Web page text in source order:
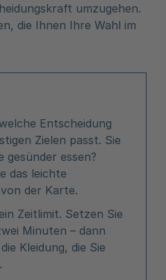
umzugehen.
die Ihnen Ihre Wahl im
Entscheidung
Zielen passt. Sie
gesünder essen?
das leichte
der Karte.
Zeitlimit. Setzen Sie
Minuten – dann
Kleidung, die Sie